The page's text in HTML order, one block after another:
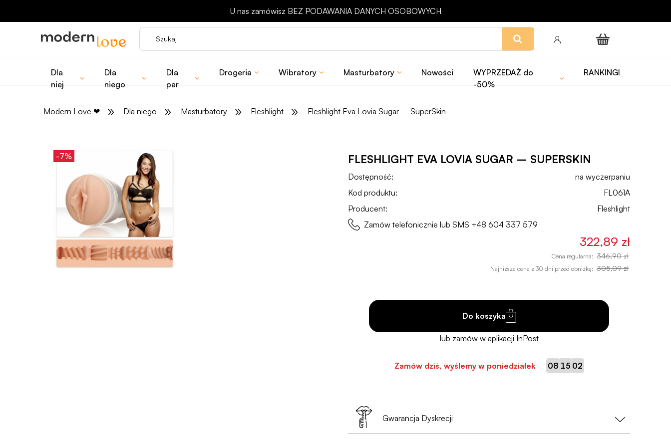
Odbierz rabat 15 zł na pierwsze zakupy
Dla
niej
Dla
niego
Dla
par
Drogeria Wibratory Masturbatory Nowości
WYPRZEDAŻ do
-50%
RANKINGI
Modern Love ❤ » Dla niego » Masturbatory » Fleshlight » Fleshlight Eva Lovia Sugar – SuperSkin
-7% FLESHLIGHT EVA LOVIA SUGAR – SUPERSKIN
Dostępność:
na wyczerpaniu
Kod produktu:
FL061A
Producent:
Fleshlight
Zamów telefonicznie lub SMS +48 604 337 579
322,89 zł
Cena regularna: 346,90 zł
Najniższa cena z 30 dni przed obniżką: 305,09 zł
Do koszyka
Zamów dziś, wyślemy w poniedziałek 08: 15: 01
Gwarancja Dyskrecji